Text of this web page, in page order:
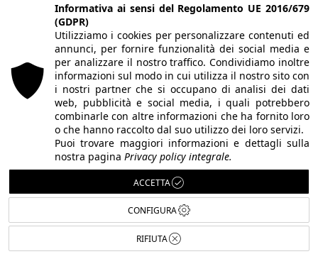
Scopri i vantaggi di essere uno studente di IIF
© 2026 Istituto Italiano di Fotografia® srl, Via
Enrico Caviglia 3, 20139 Milano | Tel 02/58107623 -
02/58107139
P.IVA IT10863240155 | PECiifmilano@pec.it | REA
MI-1415688 | Capitale sociale € 10.400,00 I.V.
Le immagini del sito sono utilizzate su licenza dei
rispettivi autori. Powered byShareNow!.
Informativa ai sensi del Regolamento UE 2016/679
(GDPR)
Utilizziamo i cookies per personalizzare contenuti ed
annunci, per fornire funzionalità dei social media e
per analizzare il nostro traffico. Condividiamo inoltre
informazioni sul modo in cui utilizza il nostro sito con
i nostri partner che si occupano di analisi dei dati
web, pubblicità e social media, i quali potrebbero
combinarle con altre informazioni che ha fornito loro
o che hanno raccolto dal suo utilizzo dei loro servizi.
Puoi trovare maggiori informazioni e dettagli sulla
nostra pagina Privacy policy integrale.
ACCETTA
CONFIGURA
RIFIUTA